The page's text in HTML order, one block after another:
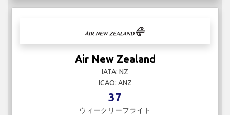
Air New Zealand
IATA: NZ
ICAO: ANZ
37
ウィークリーフライト